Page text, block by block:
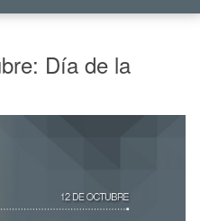
Día de la